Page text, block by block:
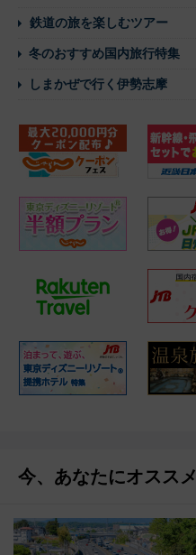
鉄道の旅を楽しむツアー
冬のおすすめ国内旅行特集
しまかぜで行く伊勢志摩
今、あなたにオススメ